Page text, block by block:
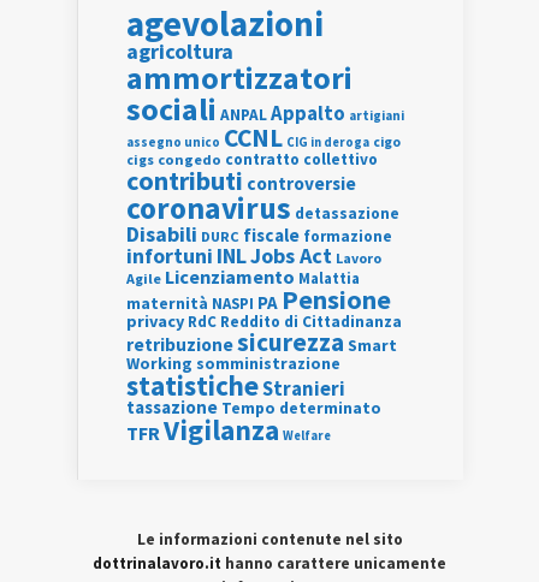
agevolazioni
agricoltura
ammortizzatori
sociali ANPALAppalto artigiani
assegno unico CCNL CIG in deroga cigo
cigs congedo contratto collettivo
contributi controversie
coronavirus detassazione
Disabili DURC fiscale formazione
infortuni INLJobs Act Lavoro
Agile Licenziamento Malattia
maternità NASPI PA Pensione
privacy RdC Reddito di Cittadinanza
retribuzionesicurezza Smart
Working somministrazione
statisticheStranieri
tassazione Tempo determinato
TFRVigilanza Welfare
Le informazioni contenute nel sito
dottrinalavoro.it hanno carattere unicamente